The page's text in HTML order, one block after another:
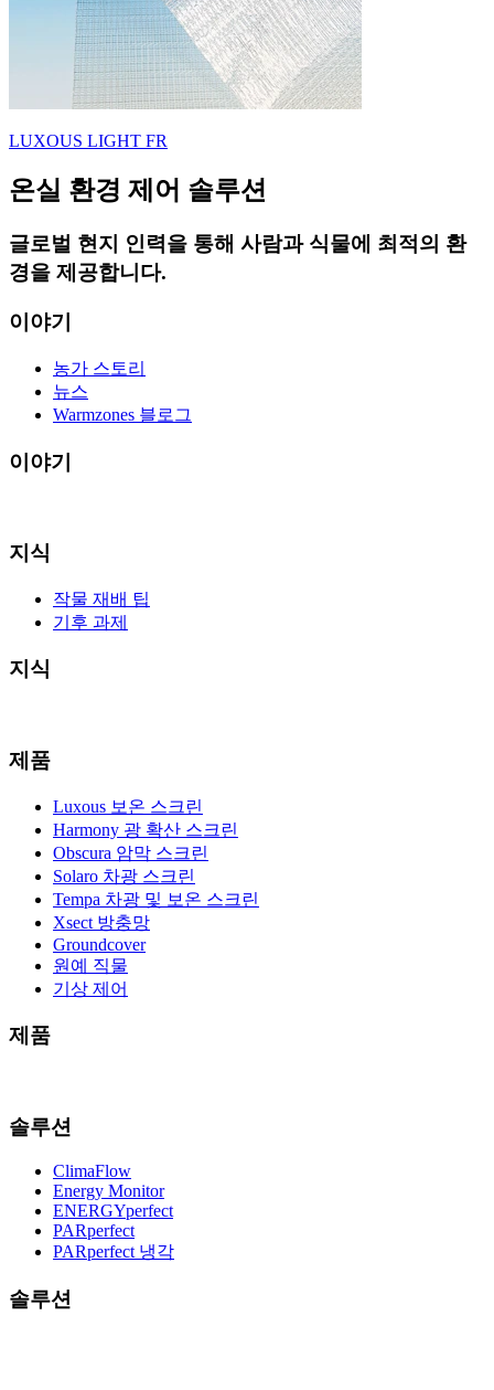
LUXOUS LIGHT FR
온실 환경 제어 솔루션
글로벌 현지 인력을 통해 사람과 식물에 최적의 환
경을 제공합니다.
이야기
농가 스토리
뉴스
Warmzones 블로그
이야기
지식
작물 재배 팁
기후 과제
지식
제품
Luxous 보온 스크린
Harmony 광 확산 스크린
Obscura 암막 스크린
Solaro 차광 스크린
Tempa 차광 및 보온 스크린
Xsect 방충망
Groundcover
원예 직물
기상 제어
제품
솔루션
ClimaFlow
Energy Monitor
ENERGYperfect
PARperfect
PARperfect 냉각
솔루션